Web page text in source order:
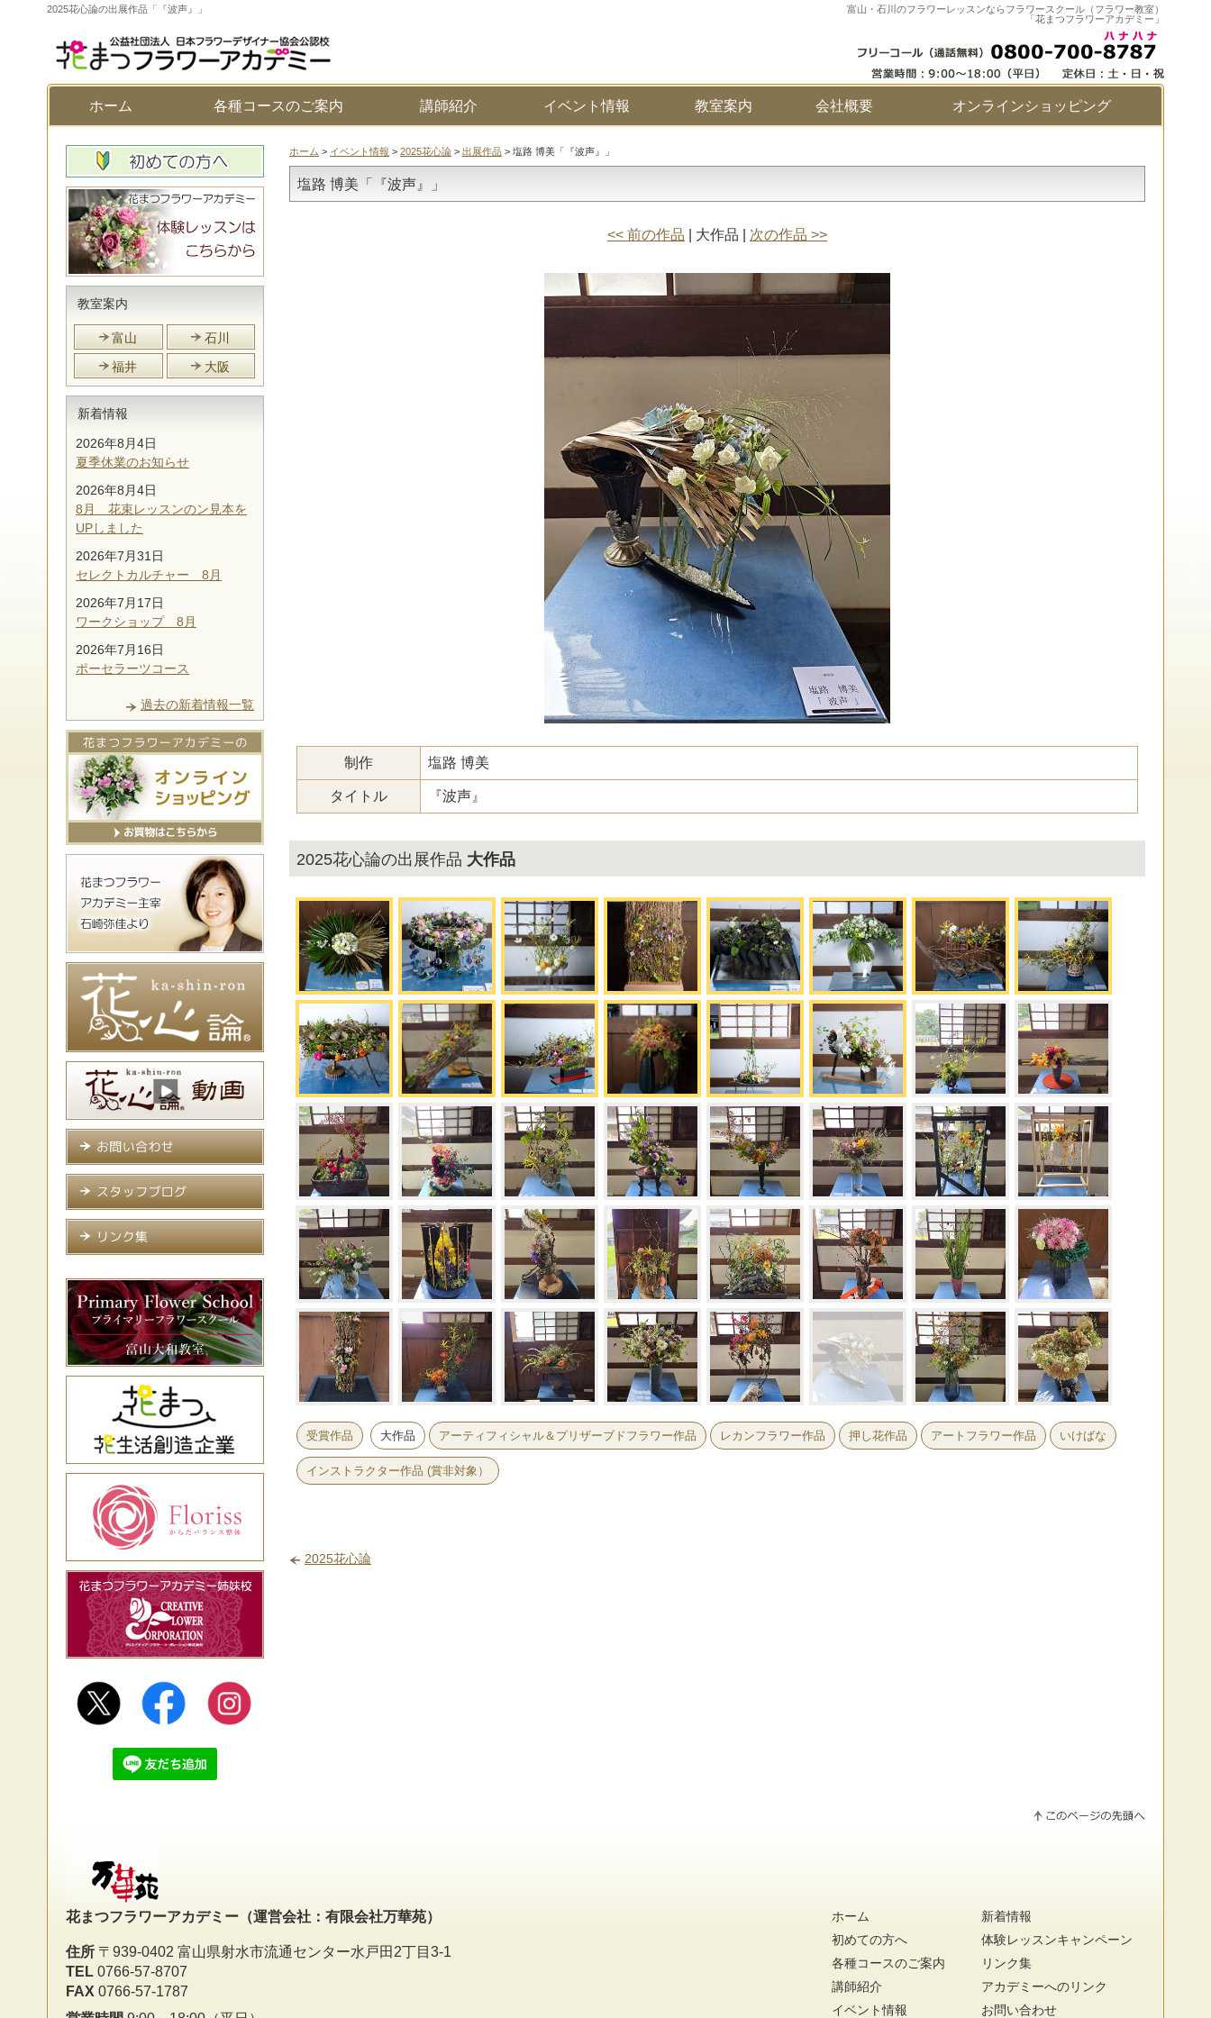
2025花心論の出展作品「『波声』」
富山・石川のフラワーレッスンならフラワースクール（フラワー教室）
「花まつフラワーアカデミー」
ホーム 各種コースのご案内 講師紹介 イベント情報 教室案内 会社概要 オンラインショッピング
ホーム > イベント情報 > 2025花心論 > 出展作品 > 塩路 博美「『波声』」
塩路 博美「『波声』」
<< 前の作品 | 大作品 | 次の作品 >>
制作 塩路 博美
タイトル 『波声』
2025花心論の出展作品 大作品
受賞作品 大作品 アーティフィシャル＆プリザーブドフラワー作品 レカンフラワー作品 押し花作品 アートフラワー作品 いけばな
インストラクター作品 (賞非対象）
2025花心論
教室案内
富山
石川
福井
大阪
新着情報
2026年8月4日
夏季休業のお知らせ
2026年8月4日
8月 花束レッスンのン見本を
UPしました
2026年7月31日
セレクトカルチャー 8月
2026年7月17日
ワークショップ 8月
2026年7月16日
ポーセラーツコース
過去の新着情報一覧
花まつフラワーアカデミー （運営会社：有限会社万華苑）
住所 〒939-0402 富山県射水市流通センター水戸田2丁目3-1
TEL 0766-57-8707
FAX 0766-57-1787
ホーム
初めての方へ
各種コースのご案内
講師紹介
イベント情報
新着情報
体験レッスンキャンペーン
リンク集
アカデミーへのリンク
お問い合わせ